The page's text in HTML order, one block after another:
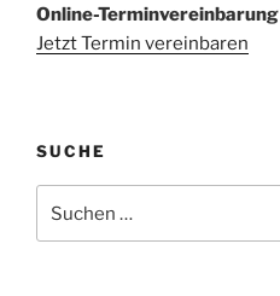
Online-Terminvereinbarung
Jetzt Termin vereinbaren
SUCHE
nach: